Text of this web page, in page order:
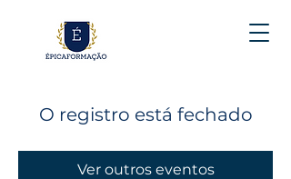
O registro está fechado
Ver outros eventos